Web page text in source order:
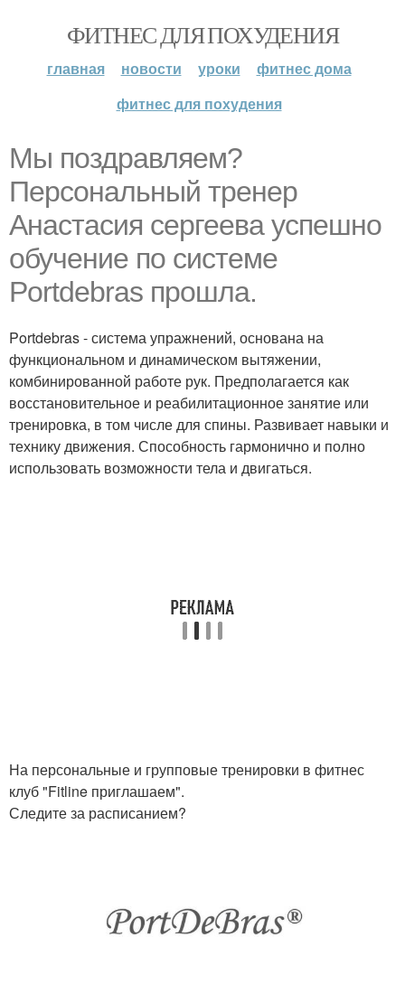
ФИТНЕС ДЛЯ ПОХУДЕНИЯ
главная новости уроки
фитнес дома
фитнес для похудения
Мы поздравляем?
Персональный тренер
Анастасия сергеева успешно
обучение по системе
Portdebras прошла.
Portdebras - система упражнений, основана на
функциональном и динамическом вытяжении,
комбинированной работе рук. Предполагается как
восстановительное и реабилитационное занятие или
тренировка, в том числе для спины. Развивает навыки и
технику движения. Способность гармонично и полно
использовать возможности тела и двигаться.
На персональные и групповые тренировки в фитнес
клуб "Fitline приглашаем".
Следите за расписанием?